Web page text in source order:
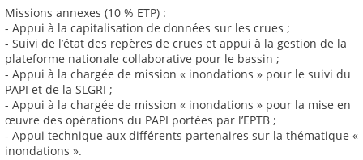
Missions annexes (10 % ETP) :
- Appui à la capitalisation de données sur les crues ;
- Suivi de l’état des repères de crues et appui à la gestion de la
plateforme nationale collaborative pour le bassin ;
- Appui à la chargée de mission « inondations » pour le suivi du
PAPI et de la SLGRI ;
- Appui à la chargée de mission « inondations » pour la mise en
œuvre des opérations du PAPI portées par l’EPTB ;
- Appui technique aux différents partenaires sur la thématique «
inondations ».